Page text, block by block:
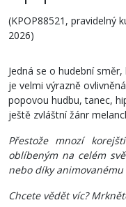
(KPOP88521, pravidelný
2026)
Jedná se o hudební
je velmi výrazně
popovou hudbu, tanec,
ještě zvláštní žánr
Přestože mnozí
oblíbeným na celém
nebo díky
Chcete vědět víc?